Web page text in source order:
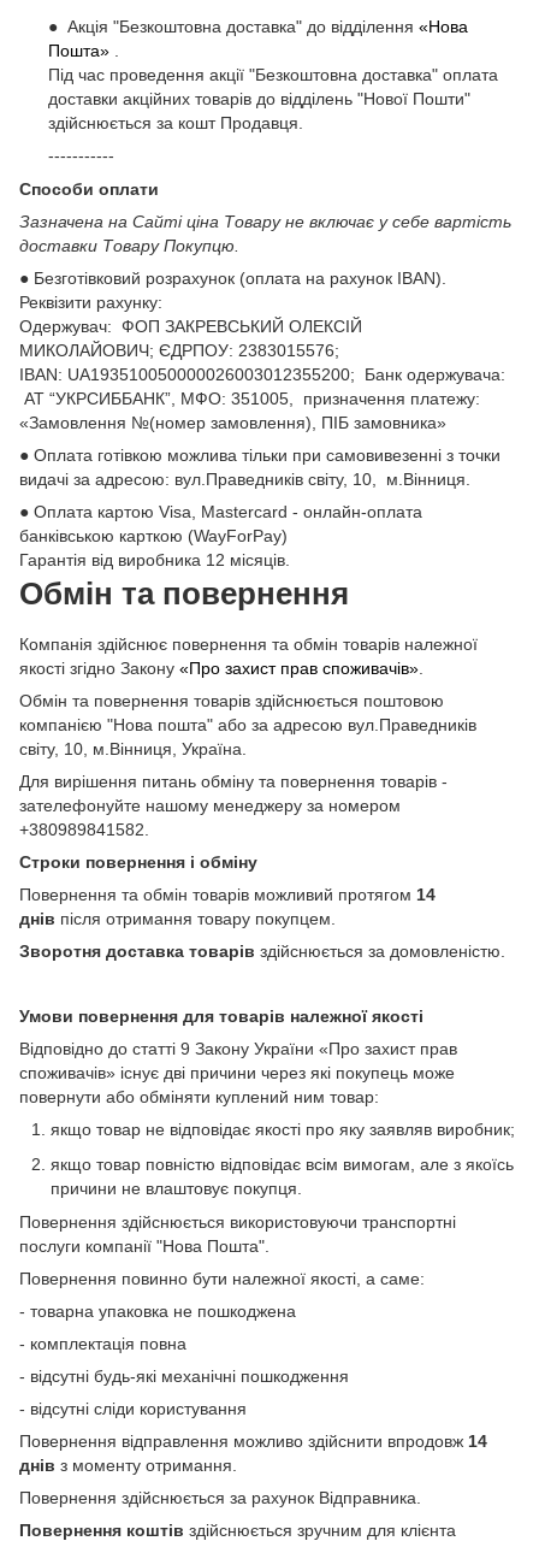
● Акція "Безкоштовна доставка" до відділення «Нова
Пошта»
Під час проведення акції "Безкоштовна доставка" оплата
доставки акційних товарів до відділень "Нової Пошти"
здійснюється за кошт Продавця.
-----------
Способи оплати
Зазначена на Сайті ціна Товару не включає у себе вартість
доставки Товару Покупцю.
● Безготівковий розрахунок (оплата на рахунок IBAN).
Реквізити рахунку:
Одержувач: ФОП ЗАКРЕВСЬКИЙ ОЛЕКСІЙ
МИКОЛАЙОВИЧ; ЄДРПОУ: 2383015576;
ІВАN: UA193510050000026003012355200; Банк одержувача:
АТ “УКРСИББАНК”, МФО: 351005, призначення платежу:
«Замовлення №(номер замовлення), ПІБ замовника»
● Оплата готівкою можлива тільки при самовивезенні з точки
видачі за адресою: вул.Праведників світу, 10, м.Вінниця.
● Оплата картою Visa, Mastercard - онлайн-оплата
банківською карткою (WayForPay)
Гарантія від виробника 12 місяців.
Обмін та повернення
Компанія здійснює повернення та обмін товарів належної
якості згідно Закону «Про захист прав споживачів»
Обмін та повернення товарів здійснюється поштовою
компанією "Нова пошта" або за адресою вул.Праведників
світу, 10, м.Вінниця, Україна.
Для вирішення питань обміну та повернення товарів -
зателефонуйте нашому менеджеру за номером
+380989841582.
Строки повернення і обміну
Повернення та обмін товарів можливий протягом 14
днів після отримання товару покупцем.
Зворотня доставка товарів здійснюється за домовленістю.
Умови повернення для товарів належної якості
Відповідно до статті 9 Закону України «Про захист прав
споживачів» існує дві причини через які покупець може
повернути або обміняти куплений ним товар:
якщо товар не відповідає якості про яку заявляв виробник;
якщо товар повністю відповідає всім вимогам, але з якоїсь
причини не влаштовує покупця.
Повернення здійснюється використовуючи транспортні
послуги компанії "Нова Пошта".
Повернення повинно бути належної якості, а саме:
- товарна упаковка не пошкоджена
- комплектація повна
- відсутні будь-які механічні пошкодження
- відсутні сліди користування
Повернення відправлення можливо здійснити впродовж 14
днів з моменту отримання.
Повернення здійснюється за рахунок Відправника.
Повернення коштів здійснюється зручним для клієнта